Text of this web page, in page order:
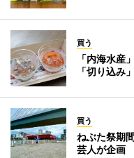
買う
「内海水産
「切り込み
買う
ねぶた祭期
芸人が企画